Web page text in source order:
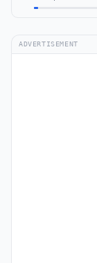
ADVERTISEMENT